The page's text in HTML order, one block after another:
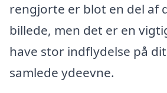
rengjorte er blot en del af
billede, men det er en
have stor indflydelse på
samlede ydeevne.